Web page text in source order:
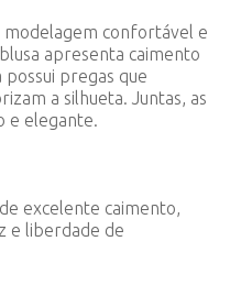
confortável e
apresenta caimento
pregas que
a silhueta. Juntas, as
e elegante.
excelente caimento,
e liberdade de